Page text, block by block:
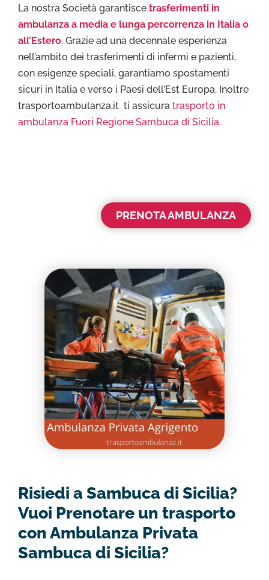
La nostra Società garantisce trasferimenti in
ambulanza a media e lunga percorrenza in Italia o
all’Estero. Grazie ad una decennale esperienza
nell’ambito dei trasferimenti di infermi e pazienti,
con esigenze speciali, garantiamo spostamenti
sicuri in Italia e verso i Paesi dell’Est Europa. Inoltre
trasportoambulanza.it ti assicura trasporto in
ambulanza Fuori Regione Sambuca di Sicilia.
PRENOTA AMBULANZA
Risiedi a Sambuca di Sicilia?
Vuoi Prenotare un trasporto
con Ambulanza Privata
Sambuca di Sicilia?